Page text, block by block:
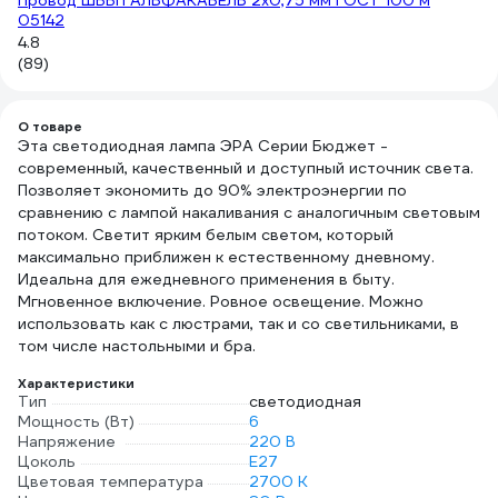
05142
4.8
(89)
О товаре
Эта светодиодная лампа ЭРА Серии Бюджет -
современный, качественный и доступный источник света.
Позволяет экономить до 90% электроэнергии по
сравнению с лампой накаливания с аналогичным световым
потоком. Светит ярким белым светом, который
максимально приближен к естественному дневному.
Идеальна для ежедневного применения в быту.
Мгновенное включение. Ровное освещение. Можно
использовать как с люстрами, так и со светильниками, в
том числе настольными и бра.
Характеристики
Тип
светодиодная
Мощность (Вт)
6
Напряжение
220 В
Цоколь
E27
Цветовая температура
2700 К